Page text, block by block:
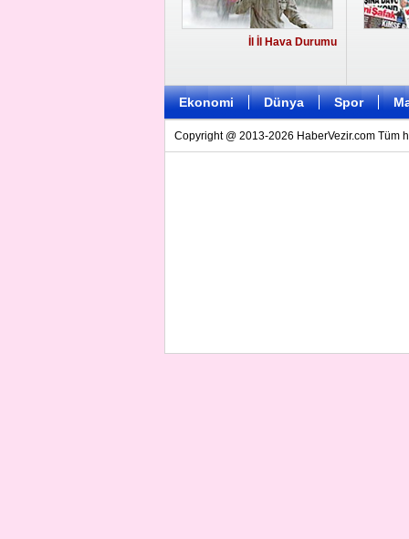
İl İl Hava Durumu
Ekonomi Dünya Spor
Copyright @ 2013-2026 HaberVezir.com Tüm